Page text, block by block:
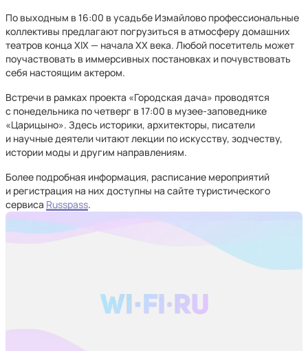
По выходным в 16:00 в усадьбе Измайлово профессиональные
коллективы предлагают погрузиться в атмосферу домашних
театров конца XIX — начала XX века. Любой посетитель может
поучаствовать в иммерсивных постановках и почувствовать
себя настоящим актером.
Встречи в рамках проекта «Городская дача» проводятся
с понедельника по четверг в 17:00 в музее-заповеднике
«Царицыно». Здесь историки, архитекторы, писатели
и научные деятели читают лекции по искусству, зодчеству,
истории моды и другим направлениям.
Более подробная информация, расписание мероприятий
и регистрация на них доступны на сайте туристического
сервиса Russpass.